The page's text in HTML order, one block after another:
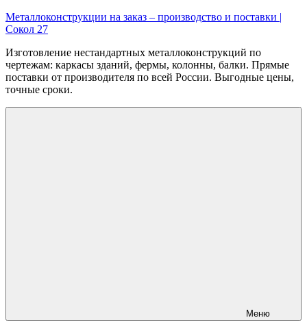
Перейти
к
Металлоконструкции на заказ – производство и поставки |
Сокол 27
Изготовление нестандартных металлоконструкций по
чертежам: каркасы зданий, фермы, колонны, балки. Прямые
поставки от производителя по всей России. Выгодные цены,
точные сроки.
Меню